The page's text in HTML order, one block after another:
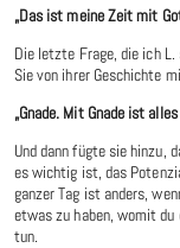
„Das ist meine Zeit mit
Die letzte Frage, die ich
Sie von ihrer Geschichte
„Gnade. Mit Gnade ist
Und dann fügte sie hinzu,
es wichtig ist, das
ganzer Tag ist anders,
etwas zu haben, womit
tun.